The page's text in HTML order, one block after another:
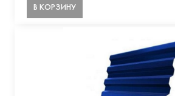
В КОРЗИНУ